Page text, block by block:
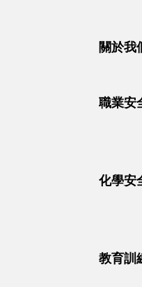
關於我
職業安
化學安
教育訓